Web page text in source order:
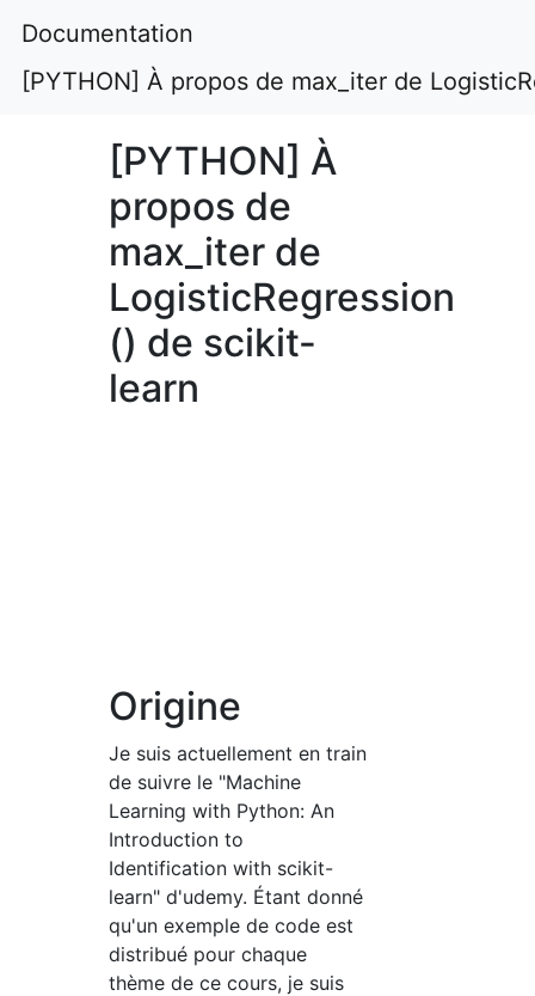
Documentation
[PYTHON] À propos de max_iter de
[PYTHON] À
propos de
max_iter de
LogisticRegression
() de scikit-
learn
Origine
Je suis actuellement en train
de suivre le "Machine
Learning with Python: An
Introduction to
Identification with scikit-
learn" d'udemy. Étant donné
qu'un exemple de code est
distribué pour chaque
thème de ce cours, je suis